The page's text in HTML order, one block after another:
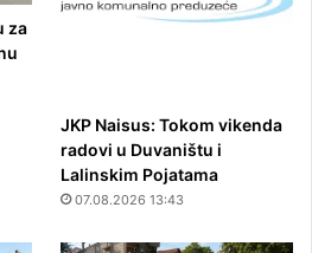
za
JKP Naisus: Tokom vikenda
radovi u Duvaništu i
Lalinskim Pojatama
07.08.2026 13:43